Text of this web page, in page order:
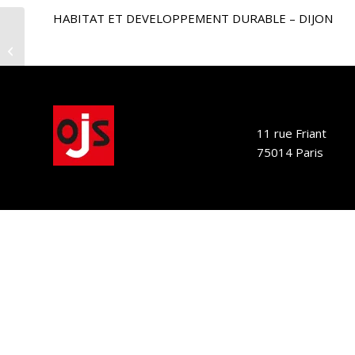
HABITAT ET DEVELOPPEMENT DURABLE – DIJON
11 rue Friant
75014 Paris